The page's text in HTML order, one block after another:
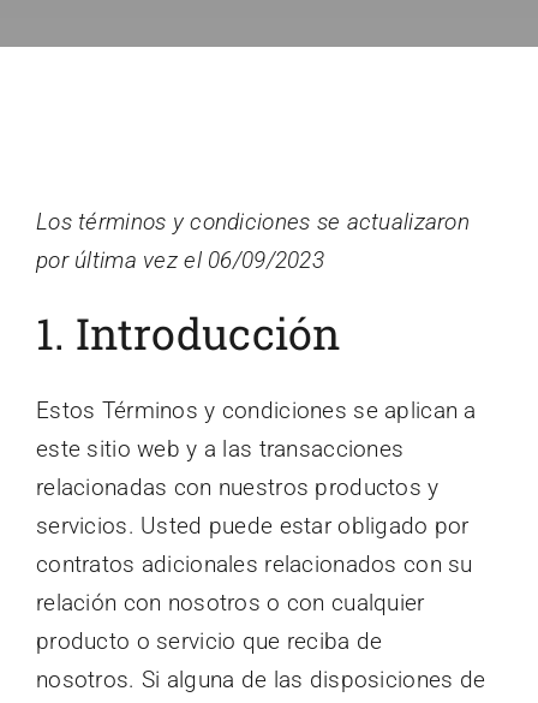
Los términos y condiciones se actualizaron
por última vez el 06/09/2023
1. Introducción
Estos Términos y condiciones se aplican a
este sitio web y a las transacciones
relacionadas con nuestros productos y
servicios. Usted puede estar obligado por
contratos adicionales relacionados con su
relación con nosotros o con cualquier
producto o servicio que reciba de
nosotros. Si alguna de las disposiciones de